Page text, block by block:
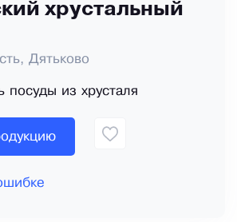
хрустальный
Дятьково
посуды из хрусталя